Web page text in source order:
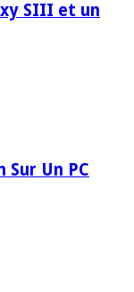
SIII et un
Un PC